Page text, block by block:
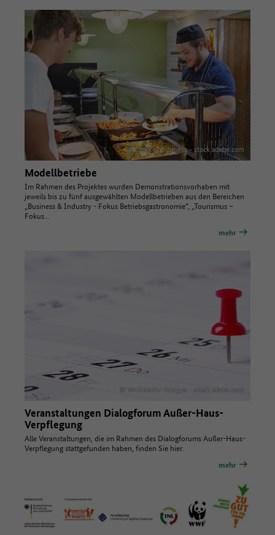
© Monkey Business - stock.adobe.com
Modellbetriebe
Im Rahmen des Projektes wurden Demonstrationsvorhaben mit
jeweils bis zu fünf ausgewählten Modellbetrieben aus den Bereichen
„Business & Industry - Fokus Betriebsgastronomie“, „Tourismus –
Fokus…
mehr
© Wellnhofer Designs - stock.adobe.com
Veranstaltungen Dialogforum Außer-Haus-
Verpflegung
Alle Veranstaltungen, die im Rahmen des Dialogforums Außer-Haus-
Verpflegung stattgefunden haben, finden Sie hier.
mehr